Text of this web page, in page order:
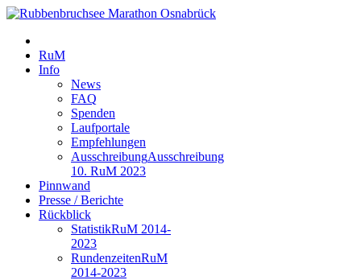
RuM
Info
News
FAQ
Spenden
Laufportale
Empfehlungen
AusschreibungAusschreibung
10. RuM 2023
Pinnwand
Presse / Berichte
Rückblick
StatistikRuM 2014-
2023
RundenzeitenRuM
2014-2023